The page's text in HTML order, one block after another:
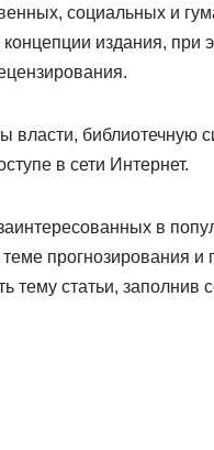
социальных и
издания, при
библиотечную
в сети Интернет.
в
прогнозирования и
тему статьи,